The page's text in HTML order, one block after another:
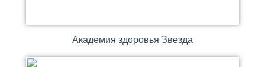
Академия здоровья Звезда